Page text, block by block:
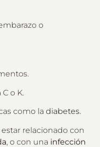
o
o K.
como la diabetes.
relacionado con
, o con una infección